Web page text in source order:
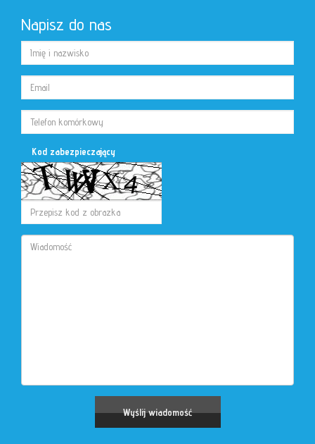
Napisz do nas
Kod zabezpieczający